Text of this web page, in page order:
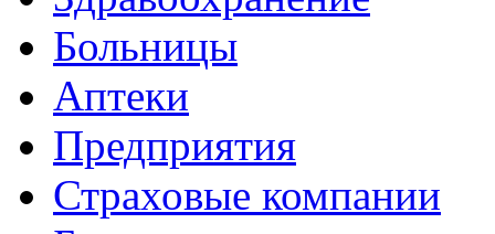
Больницы
Аптеки
Предприятия
Страховые компании